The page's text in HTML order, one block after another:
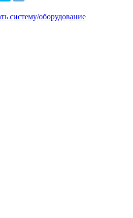
систему/оборудование